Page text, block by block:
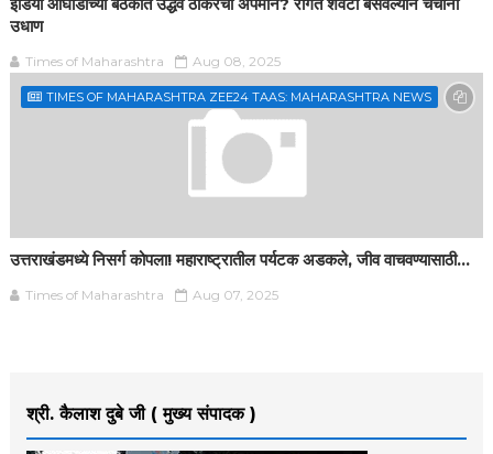
उधाण
Times of Maharashtra Aug 08, 2025
TIMES OF MAHARASHTRA ZEE24 TAAS: MAHARASHTRA NEWS
उत्तराखंडमध्ये निसर्ग कोपला! महाराष्ट्रातील पर्यटक अडकले, जीव वाचवण्यासाठी...
Times of Maharashtra Aug 07, 2025
श्री. कैलाश दुबे जी ( मुख्य संपादक )